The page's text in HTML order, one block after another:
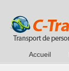
Accueil